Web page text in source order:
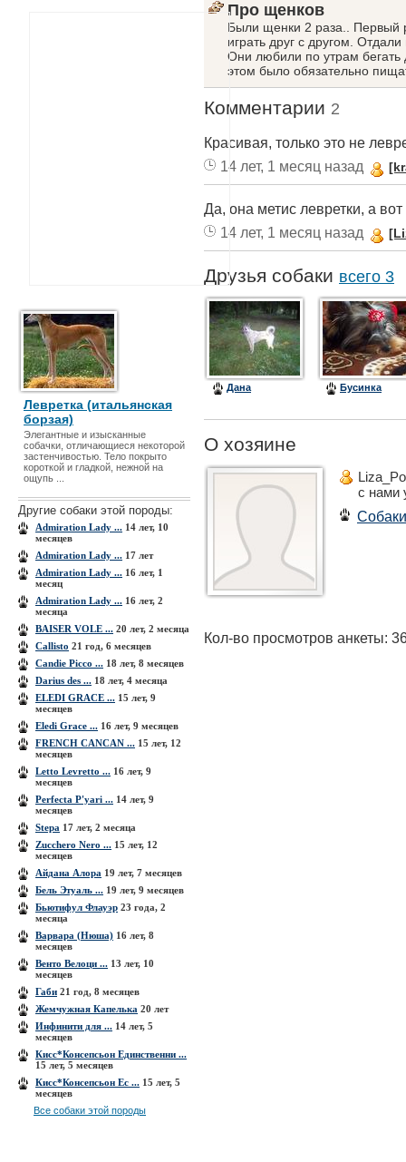
Левретка (итальянская
борзая)
Элегантные и изысканные
собачки, отличающиеся некоторой
застенчивостью. Тело покрыто
короткой и гладкой, нежной на
ощупь ...
Другие собаки этой породы:
Admiration Lady ... 14 лет, 10
месяцев
Admiration Lady ... 17 лет
Admiration Lady ... 16 лет, 1
месяц
Admiration Lady ... 16 лет, 2
месяца
BAISER VOLE ... 20 лет, 2 месяца
Callisto 21 год, 6 месяцев
Candie Picco ... 18 лет, 8 месяцев
Darius des ... 18 лет, 4 месяца
ELEDI GRACE ... 15 лет, 9
месяцев
Eledi Grace ... 16 лет, 9 месяцев
FRENCH CANCAN ... 15 лет, 12
месяцев
Letto Levretto ... 16 лет, 9
месяцев
Perfecta P'yari ... 14 лет, 9
месяцев
Stepa 17 лет, 2 месяца
Zucchero Nero ... 15 лет, 12
месяцев
Айдана Алора 19 лет, 7 месяцев
Бель Этуаль ... 19 лет, 9 месяцев
Бьютифул Флауэр 23 года, 2
месяца
Варвара (Нюша) 16 лет, 8
месяцев
Венто Велоци ... 13 лет, 10
месяцев
Габи 21 год, 8 месяцев
Жемчужная Капелька 20 лет
Инфинити для ... 14 лет, 5
месяцев
Кисс*Консепсьон Единственни ...
15 лет, 5 месяцев
Кисс*Консепсьон Ес ... 15 лет, 5
месяцев
Все собаки этой породы
Про щенков
Были щенки 2 раза.. Первый
играть друг с другом.
Они любили по утрам бегать
этом было обязательно
Комментарии 2
Красивая, только это не
14 лет, 1 месяц назад
Да, она метис левретки, а
14 лет, 1 месяц назад
Друзья собаки всего 3
Дана Бусинка
О хозяине
с нами
Собаки
Кол-во просмотров анкеты: